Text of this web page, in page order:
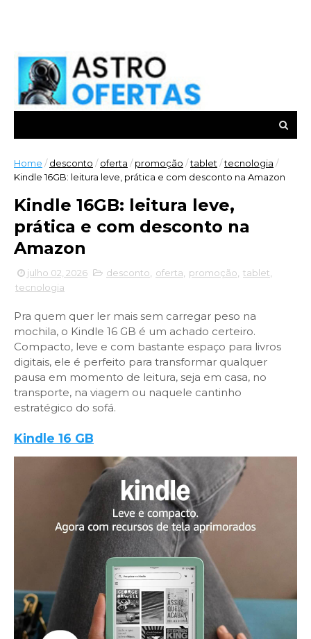
Home / desconto / oferta / promoção /tablet /tecnologia /
Kindle 16GB: leitura leve, prática e com desconto na Amazon
Kindle 16GB: leitura leve,
prática e com desconto na
Amazon
julho 02, 2026 desconto oferta promoção tablet
tecnologia
Pra quem quer ler mais sem carregar peso na
mochila, o Kindle 16 GB é um achado certeiro.
Compacto, leve e com bastante espaço para livros
digitais, ele é perfeito para transformar qualquer
pausa em momento de leitura, seja em casa, no
transporte, na viagem ou naquele cantinho
estratégico do sofá.
Kindle 16 GB